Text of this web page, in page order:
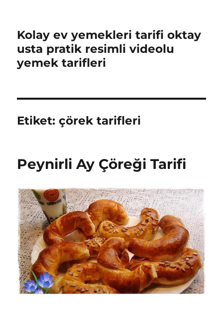
Kolay ev yemekleri tarifi oktay
usta pratik resimli videolu
yemek tarifleri
Etiket:çörek tarifleri
Peynirli Ay Çöreği Tarifi